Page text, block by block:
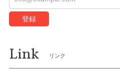
登録
Link リンク